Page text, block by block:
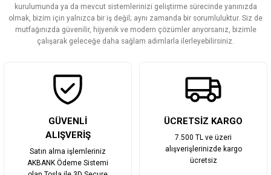
Ürün bilgilerinde hatalar bulunuyor.
Ürün fiyatı diğer sitelerden daha pahalı.
Bu ürüne benzer farklı alternatifler olmalı.
kurulumunda ya da mevcut sistemlerinizi geliştirme sürecinde yanınızda
olmak, bizim için yalnızca bir iş değil; aynı zamanda bir sorumluluktur. Siz de
mutfağınızda güvenilir, hijyenik ve modern çözümler arıyorsanız, bizimle
çalışarak geleceğe daha sağlam adımlarla ilerleyebilirsiniz.
GÜVENLİ
ALIŞVERİŞ
Satın alma işlemleriniz
AKBANK Ödeme Sistemi
ÜCRETSİZ KARGO
7.500 TL ve üzeri
alışverişlerinizde kargo
ücretsiz